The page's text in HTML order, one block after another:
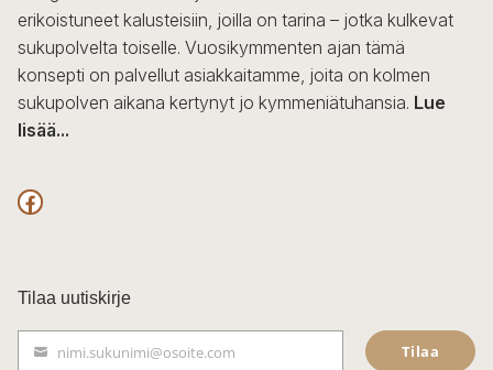
erikoistuneet kalusteisiin, joilla on tarina – jotka kulkevat
sukupolvelta toiselle. Vuosikymmenten ajan tämä
konsepti on palvellut asiakkaitamme, joita on kolmen
sukupolven aikana kertynyt jo kymmeniätuhansia. Lue
lisää...
F
c
e
Tilaa uutiskirje
nimi.sukunimi@osoite.com Tilaa